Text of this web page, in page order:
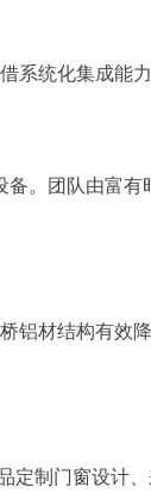
统化集成能
。团队由富
材结构有
制门窗设计